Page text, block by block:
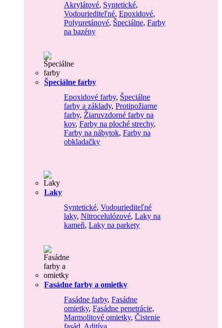
Akrylátové, Syntetické,
Vodouriediteľné, Epoxidové,
Polyuretánové, Špeciálne, Farby
na bazény
Špeciálne farby
Epoxidové farby, Špeciálne
farby a základy, Protipožiarne
farby, Žiaruvzdorné farby na
kov, Farby na ploché strechy,
Farby na nábytok, Farby na
obkladačky
Laky
Syntetické, Vodouriediteľné
laky, Nitrocelulózové, Laky na
kameň, Laky na parkety
Fasádne farby a omietky
Fasádne farby, Fasádne
omietky, Fasádne penetrácie,
Marmolitové omietky, Čistenie
fasád, Aditíva